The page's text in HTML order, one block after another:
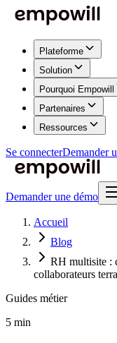
Plateforme
Solution
Pourquoi Empowill
Partenaires
Ressources
Se connecterDemander
Demander une démo
Accueil
Blog
RH multisite :
collaborateurs
Guides métier
5 min